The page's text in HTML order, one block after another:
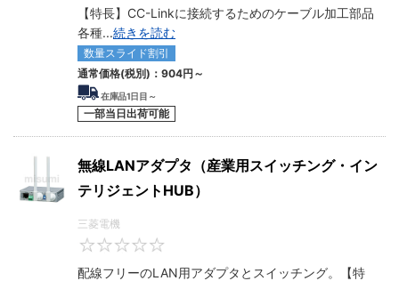
【特長】CC-Linkに接続するためのケーブル加工部品
各種...続きを読む
数量スライド割引
通常価格(税別)： 904円 ～
在庫品1日目～
一部当日出荷可能
無線LANアダプタ（産業用スイッチング・イン
テリジェントHUB）
三菱電機
配線フリーのLAN用アダプタとスイッチング。【特